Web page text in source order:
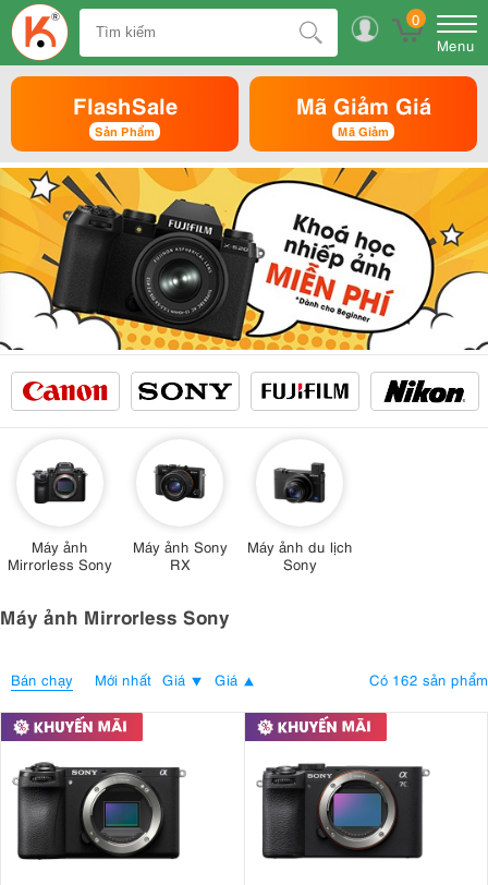
0
Menu
FlashSale
Sản Phẩm
Mã Giảm Giá
Mã Giảm
Máy ảnh
Mirrorless Sony
Máy ảnh Sony
RX
Máy ảnh du lịch
Sony
Máy ảnh Mirrorless Sony
Bán chạy Mới nhất Giá Giá Có 162 sản phẩm